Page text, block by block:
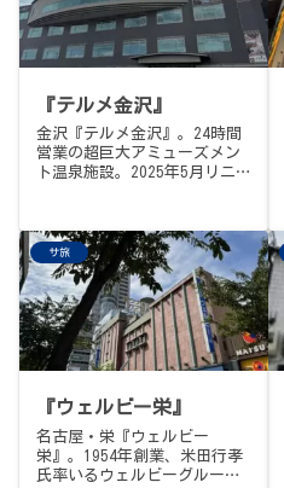
こってり鍋は次回のリベンジ
予定。
『テルメ金沢』
金沢『テルメ金沢』。24時間
営業の超巨大アミューズメン
ト温泉施設。2025年5月リニ
ュ、奥にひっそり佇むクラシ
ックサウナ、白山水の広い水
風呂と隠れた名器・多噴射シ
ャワー、2024年オープンの
「テルメの森」。サ飯はステ
ーキ祭の牛300gで「祭!!」、
〆は金沢駅ナカ・かなえきの
ちくわのおでんで、金沢編フ
サ旅
『ウェルビー栄』
名古屋・栄『ウェルビー
栄』。1954年創業、米田行孝
氏率いるウェルビーグループ